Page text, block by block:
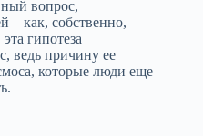
вопрос,
– как, собственно,
гипотеза
ведь причину ее
которые люди еще